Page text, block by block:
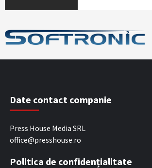
Date contact companie
Press House Media SRL
office@presshouse.ro
Politica de confidențialitate